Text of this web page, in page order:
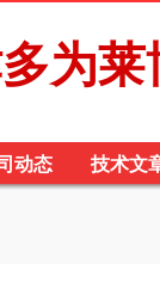
为
动态 技术文